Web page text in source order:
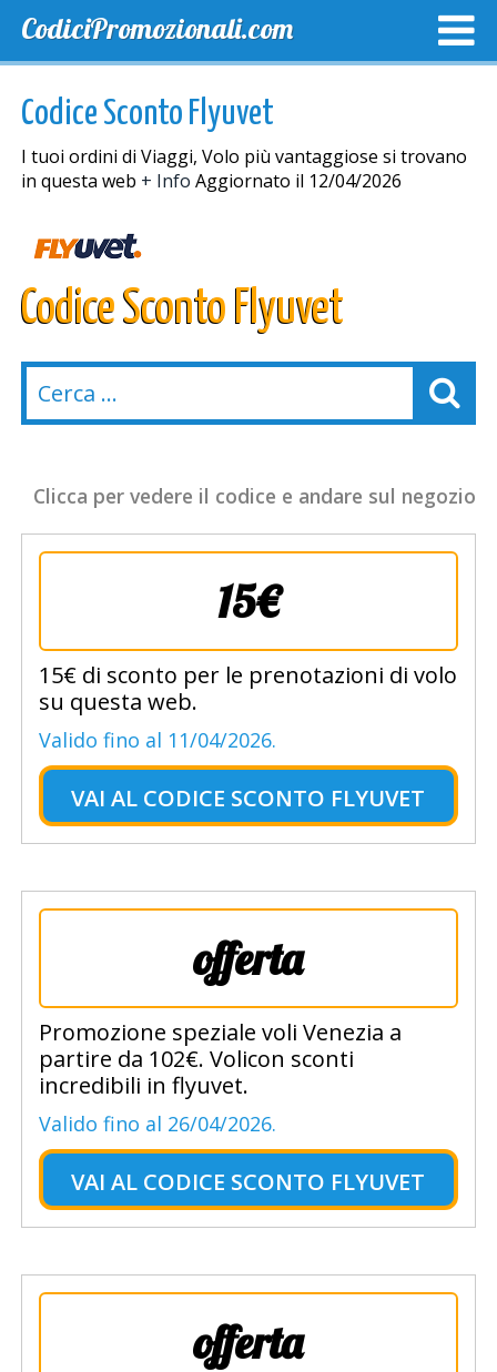
CodiciPromozionali.com
Codice Sconto Flyuvet
I tuoi ordini di Viaggi, Volo più vantaggiose si trovano
in questa web + Info Aggiornato il 12/04/2026
Codice Sconto Flyuvet
Clicca per vedere il codice e andare sul negozio
15€
15€ di sconto per le prenotazioni di volo
su questa web.
Valido fino al 11/04/2026.
VAI AL CODICE SCONTO FLYUVET
offerta
Promozione speziale voli Venezia a
partire da 102€. Volicon sconti
incredibili in flyuvet.
Valido fino al 26/04/2026.
VAI AL CODICE SCONTO FLYUVET
offerta